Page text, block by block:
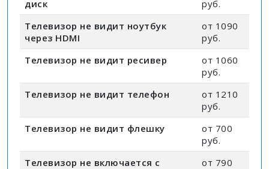
диск
руб.
Телевизор не видит ноутбук
через HDMI
от 1090
руб.
Телевизор не видит ресивер
от 1060
руб.
Телевизор не видит телефон
от 1210
руб.
Телевизор не видит флешку
от 700
руб.
Телевизор не включается с
от 790